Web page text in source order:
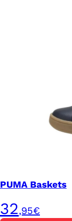
PUMA Baskets
32,95€